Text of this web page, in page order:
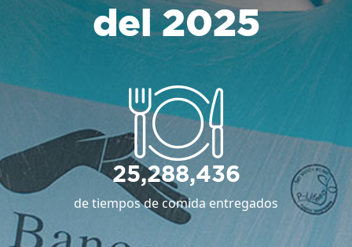
del 2025
25,288,436
de tiempos de comida entregados